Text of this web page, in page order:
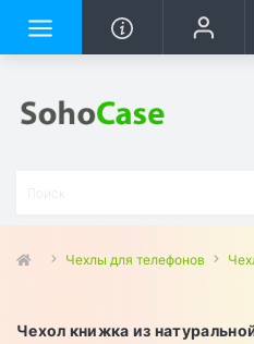
Чехлы для телефонов
Чехол книжка из